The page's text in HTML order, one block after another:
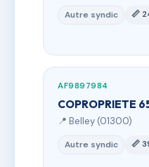
Autre syndic 📏
AF9897984
COPROPRIETE
📍 Belley (01300)
Autre syndic 📏